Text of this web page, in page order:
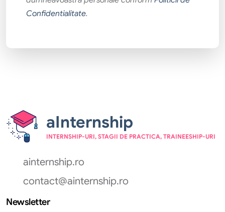
Confidentialitate.
aInternship
INTERNSHIP-URI, STAGII DE PRACTICA, TRAINEESHIP-URI
ainternship.ro
contact@ainternship.ro
Newsletter